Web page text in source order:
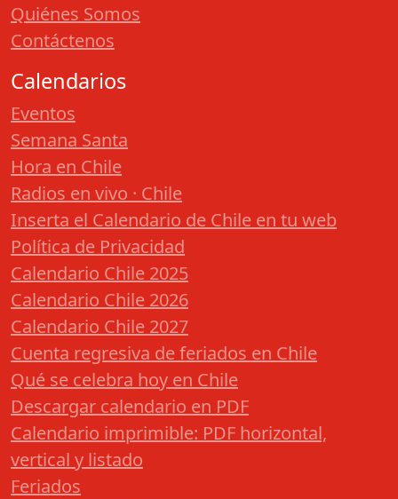
Quiénes Somos
Contáctenos
Calendarios
Eventos
Semana Santa
Hora en Chile
Radios en vivo · Chile
Inserta el Calendario de Chile en tu web
Política de Privacidad
Calendario Chile 2025
Calendario Chile 2026
Calendario Chile 2027
Cuenta regresiva de feriados en Chile
Qué se celebra hoy en Chile
Descargar calendario en PDF
Calendario imprimible: PDF horizontal,
vertical y listado
Feriados